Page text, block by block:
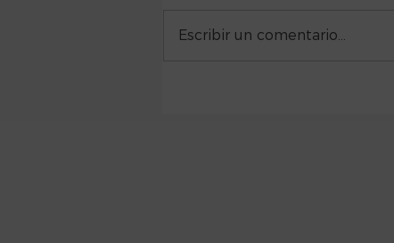
Escribir un comentario...